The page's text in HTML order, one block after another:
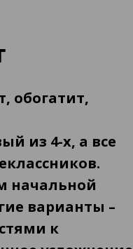
обогатит,
из 4-х, а все
начальной
варианты –
к